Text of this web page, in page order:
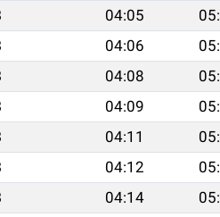
04:05
04:06
04:08
04:09
04:11
04:12
04:14